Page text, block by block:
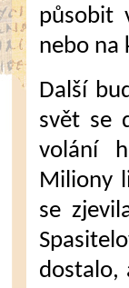
působit
nebo na
Další
svět se
volání
Miliony
se
dostalo,